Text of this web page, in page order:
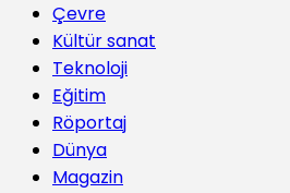
Çevre
Kültür sanat
Teknoloji
Eğitim
Röportaj
Dünya
Magazin